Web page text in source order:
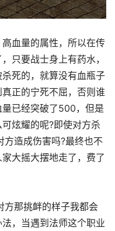
血量的属性，所以在传
只要战士身上有药水，
死的，就算没有血瓶子
正的宁死不屈，否则谁
已经突破了500，但是
炫耀的呢?即使对方杀
方造成伤害吗?最终也不
大摇大摆地走了，费了
那挑衅的样子我都会
，当遇到法师这个职业